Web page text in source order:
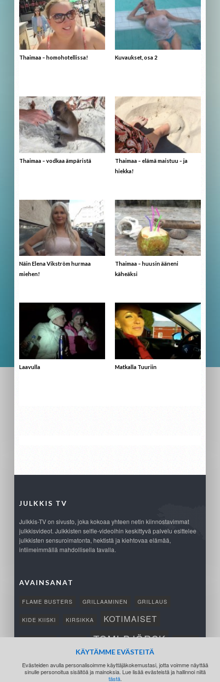
Thaimaa – homohotellissa! Kuvaukset, osa 2
Thaimaa – vodkaa ämpäristä
Thaimaa – elämä maistuu – ja
hiekka!
Näin Elena Vikström hurmaa
miehen!
Thaimaa – huusin ääneni
käheäksi
Laavulla Matkalla Tuuriin
JULKKIS TV
Julkkis-TV on sivusto, joka kokoaa yhteen netin kiinnostavimmat
julkkisvideot. Julkkisten selfie-videoihin keskittyvä palvelu esittelee
julkkisten sensuroimatonta, hektistä ja kiehtovaa elämää,
intiimeimmällä mahdollisella tavalla.
AVAINSANAT
FLAME BUSTERS GRILLAAMINEN GRILLAUS
KIDE KIISKI KIRSIKKA KOTIMAISET
TOMI BJÖRCK
KÄYTÄMME EVÄSTEITÄ
Evästeiden avulla personalisoimme käyttäjäkokemustasi, jotta voimme näyttää
sinulle personoitua sisältöä ja mainoksia. Lue lisää evästeistä ja hallinnoi niitä
tästä.